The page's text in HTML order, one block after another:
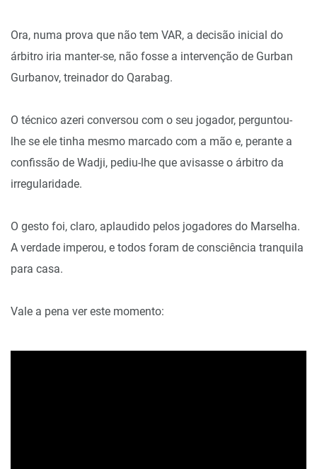
Ora, numa prova que não tem VAR, a decisão inicial do
árbitro iria manter-se, não fosse a intervenção de Gurban
Gurbanov, treinador do Qarabag.
O técnico azeri conversou com o seu jogador, perguntou-
lhe se ele tinha mesmo marcado com a mão e, perante a
confissão de Wadji, pediu-lhe que avisasse o árbitro da
irregularidade.
O gesto foi, claro, aplaudido pelos jogadores do Marselha.
A verdade imperou, e todos foram de consciência tranquila
para casa.
Vale a pena ver este momento: